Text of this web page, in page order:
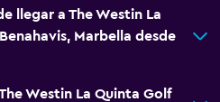
llegar a The Westin La
Marbella desde
Westin La Quinta Golf